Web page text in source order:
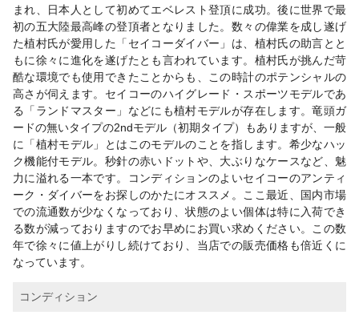
まれ、日本人として初めてエベレスト登頂に成功。後に世界で最
初の五大陸最高峰の登頂者となりました。数々の偉業を成し遂げ
た植村氏が愛用した「セイコーダイバー」は、植村氏の助言とと
もに徐々に進化を遂げたとも言われています。植村氏が挑んだ苛
酷な環境でも使用できたことからも、この時計のポテンシャルの
高さが伺えます。セイコーのハイグレード・スポーツモデルであ
る「ランドマスター」などにも植村モデルが存在します。竜頭ガ
ードの無いタイプの2ndモデル（初期タイプ）もありますが、一般
に「植村モデル」とはこのモデルのことを指します。希少なハッ
ク機能付モデル。秒針の赤いドットや、大ぶりなケースなど、魅
力に溢れる一本です。コンディションのよいセイコーのアンティ
ーク・ダイバーをお探しのかたにオススメ。ここ最近、国内市場
での流通数が少なくなっており、状態のよい個体は特に入荷でき
る数が減っておりますのでお早めにお買い求めください。この数
年で徐々に値上がりし続けており、当店での販売価格も倍近くに
なっています。
コンディション